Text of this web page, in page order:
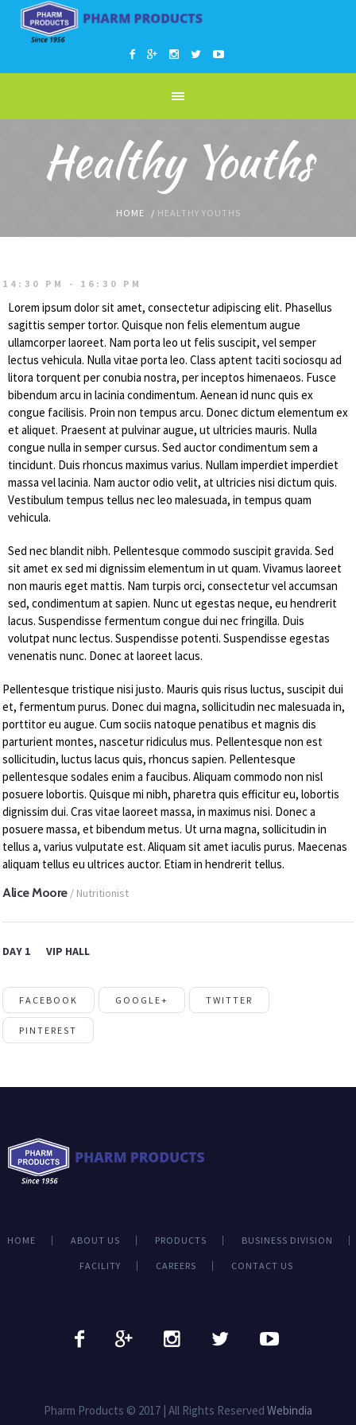
Healthy Youths
HOME / HEALTHY YOUTHS
14:30 PM - 16:30 PM
Lorem ipsum dolor sit amet, consectetur adipiscing elit. Phasellus
sagittis semper tortor. Quisque non felis elementum augue
ullamcorper laoreet. Nam porta leo ut felis suscipit, vel semper
lectus vehicula. Nulla vitae porta leo. Class aptent taciti sociosqu ad
litora torquent per conubia nostra, per inceptos himenaeos. Fusce
bibendum arcu in lacinia condimentum. Aenean id nunc quis ex
congue facilisis. Proin non tempus arcu. Donec dictum elementum ex
et aliquet. Praesent at pulvinar augue, ut ultricies mauris. Nulla
congue nulla in semper cursus. Sed auctor condimentum sem a
tincidunt. Duis rhoncus maximus varius. Nullam imperdiet imperdiet
massa vel lacinia. Nam auctor odio velit, at ultricies nisi dictum quis.
Vestibulum tempus tellus nec leo malesuada, in tempus quam
vehicula.
Sed nec blandit nibh. Pellentesque commodo suscipit gravida. Sed
sit amet ex sed mi dignissim elementum in ut quam. Vivamus laoreet
non mauris eget mattis. Nam turpis orci, consectetur vel accumsan
sed, condimentum at sapien. Nunc ut egestas neque, eu hendrerit
lacus. Suspendisse fermentum congue dui nec fringilla. Duis
volutpat nunc lectus. Suspendisse potenti. Suspendisse egestas
venenatis nunc. Donec at laoreet lacus.
Pellentesque tristique nisi justo. Mauris quis risus luctus, suscipit dui
et, fermentum purus. Donec dui magna, sollicitudin nec malesuada in,
porttitor eu augue. Cum sociis natoque penatibus et magnis dis
parturient montes, nascetur ridiculus mus. Pellentesque non est
sollicitudin, luctus lacus quis, rhoncus sapien. Pellentesque
pellentesque sodales enim a faucibus. Aliquam commodo non nisl
posuere lobortis. Quisque mi nibh, pharetra quis efficitur eu, lobortis
dignissim dui. Cras vitae laoreet massa, in maximus nisi. Donec a
posuere massa, et bibendum metus. Ut urna magna, sollicitudin in
tellus a, varius vulputate est. Aliquam sit amet iaculis purus. Maecenas
aliquam tellus eu ultrices auctor. Etiam in hendrerit tellus.
Alice Moore / Nutritionist
DAY 1 VIP HALL
FACEBOOK GOOGLE+ TWITTER
PINTEREST
HOME ABOUT US PRODUCTS BUSINESS DIVISION
FACILITY CAREERS CONTACT US
Pharm Products © 2017 | All Rights Reserved Webindia